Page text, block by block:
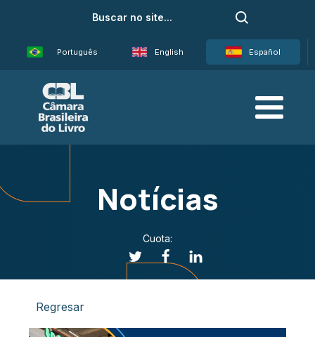
Português English Español
Notícias
Cuota:
Regresar